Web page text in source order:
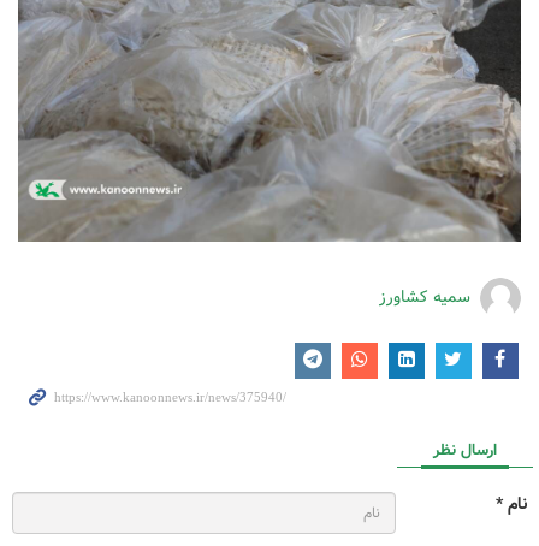
سمیه کشاورز
ارسال نظر
نام *